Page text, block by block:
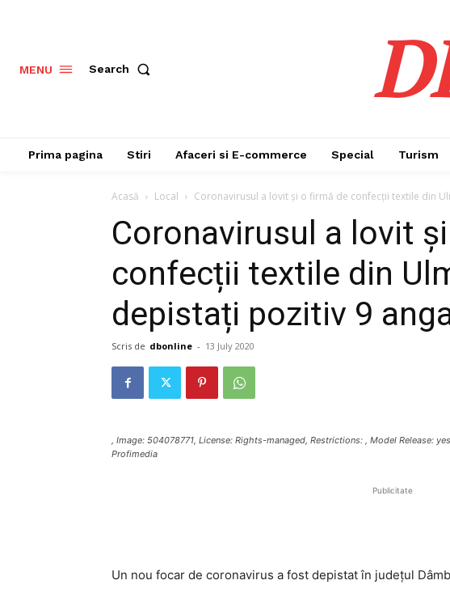
MENU Search
Prima pagina Stiri Afaceri si E-commerce Special Turism
Acasă Local Coronavirusul a lovit și o firmă de confecții textile din
Coronavirusul a lovit
confecții textile din
depistați pozitiv 9
Scris de dbonline - 13 July 2020
, Image: 504078771, License: Rights-managed, Restrictions: , Model Release:
Profimedia
Publicitate
Un nou focar de coronavirus a fost depistat în județul